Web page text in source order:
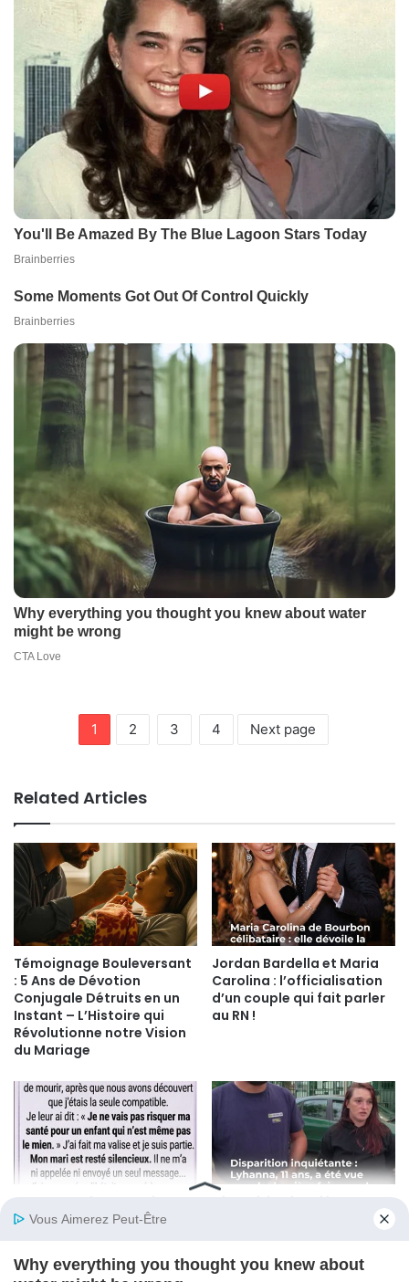
1 2 3 4 Next page
Related Articles
Témoignage Bouleversant
: 5 Ans de Dévotion
Conjugale Détruits en un
Instant – L’Histoire qui
Révolutionne notre Vision
du Mariage
Jordan Bardella et Maria
Carolina : l’officialisation
d’un couple qui fait parler
au RN !
d’étoiles en papier ont
d’offrir une greffe de
moelle osseuse à son
le père d’une amie dans sa
voiture – La mère admet